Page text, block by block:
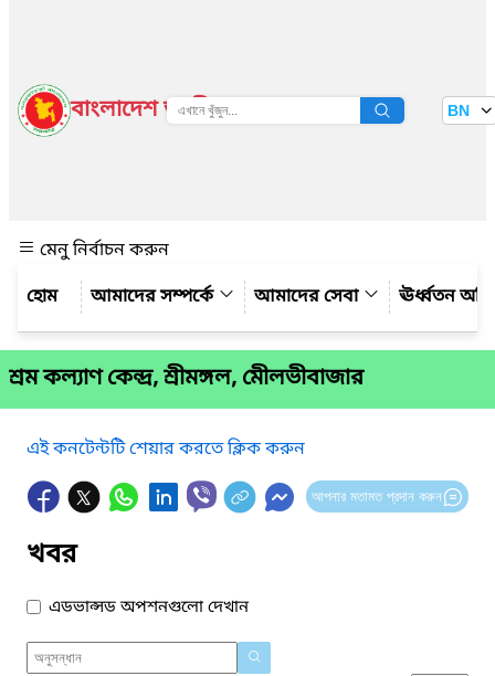
বাংলাদেশ জাতীয় তথ্য বাতায়ন BN
মেনু নির্বাচন করুন
আমাদের সম্পর্কে
আমাদের সেবা ঊর্ধ্বতন
শ্রম কল্যাণ কেন্দ্র, শ্রীমঙ্গল, মেীলভীবাজার
এই কনটেন্টটি শেয়ার করতে ক্লিক করুন
আপনার মতামত প্রদান করুন
খবর
এডভান্সড অপশনগুলো দেখান